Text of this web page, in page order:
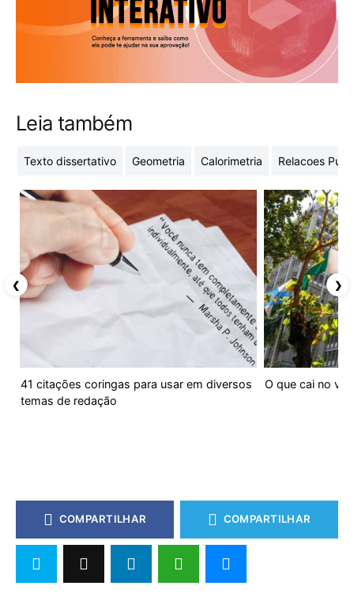
Leia também
Texto dissertativo Geometria Calorimetria Relacoes
41 citações coringas para usar em diversos
temas de redação
O que cai no
❮ ❯
COMPARTILHAR COMPARTILHAR